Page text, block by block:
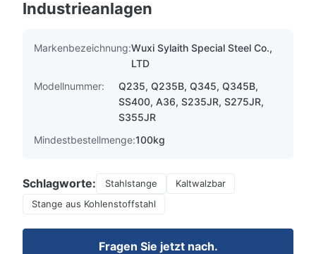
Industrieanlagen
Markenbezeichnung:Wuxi Sylaith Special Steel Co.,
LTD
Modellnummer:
Q235, Q235B, Q345, Q345B,
SS400, A36, S235JR, S275JR,
S355JR
Mindestbestellmenge:100kg
Schlagworte: Stahlstange
Kaltwalzbar
Stange aus Kohlenstoffstahl
Fragen Sie jetzt nach.